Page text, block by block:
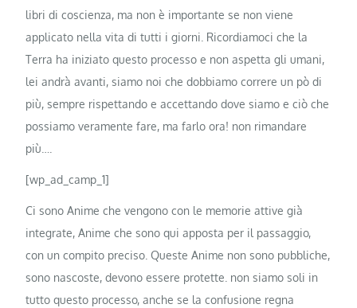
libri di coscienza, ma non è importante se non viene
applicato nella vita di tutti i giorni. Ricordiamoci che la
Terra ha iniziato questo processo e non aspetta gli umani,
lei andrà avanti, siamo noi che dobbiamo correre un pò di
più, sempre rispettando e accettando dove siamo e ciò che
possiamo veramente fare, ma farlo ora! non rimandare
più….
[wp_ad_camp_1]
Ci sono Anime che vengono con le memorie attive già
integrate, Anime che sono qui apposta per il passaggio,
con un compito preciso. Queste Anime non sono pubbliche,
sono nascoste, devono essere protette. non siamo soli in
tutto questo processo, anche se la confusione regna